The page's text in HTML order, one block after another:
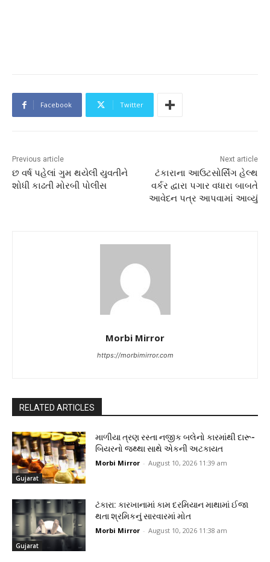
Facebook Twitter
Previous article
છ વર્ષ પહેલાં ગુમ થયેલી યુવતીને
શોધી કાઢતી મોરબી પોલીસ
Next article
ટંકારાના આઉટસોર્સિંગ હેલ્થ
વર્કર દ્વારા પગાર વધારા બાબતે
આવેદન પત્ર આપવામાં આવ્યું
Morbi Mirror
https://morbimirror.com
RELATED ARTICLES
Gujarat
માળીયા ત્રણ રસ્તા નજીક બલેનો કારમાંથી દારૂ-
બિયરનો જથ્થા સાથે એકની અટકાયત
Morbi Mirror - August 10, 2026 11:39 am
Gujarat
ટંકારા: કારખાનામાં કામ દરમિયાન માથામાં ઈજા
થતા શ્રમિકનું સારવારમાં મોત
Morbi Mirror - August 10, 2026 11:38 am